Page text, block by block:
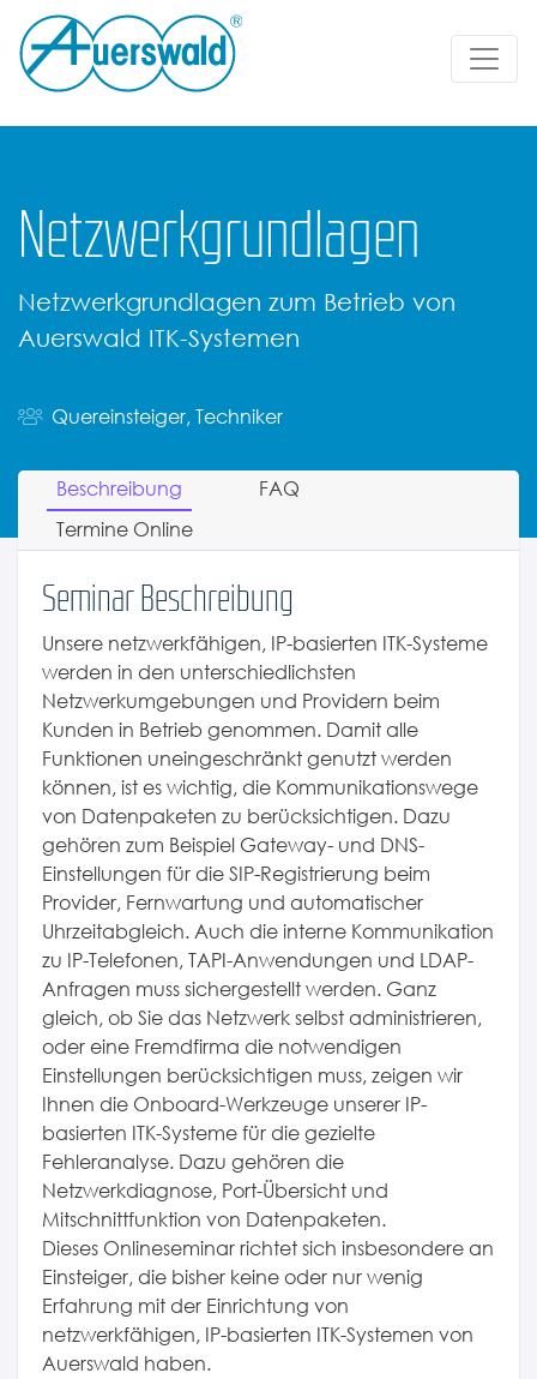
Netzwerkgrundlagen
Netzwerkgrundlagen zum Betrieb von
Auerswald ITK-Systemen
Quereinsteiger, Techniker
Beschreibung
FAQ
Termine Online
Seminar Beschreibung
Unsere netzwerkfähigen, IP-basierten ITK-Systeme
werden in den unterschiedlichsten
Netzwerkumgebungen und Providern beim
Kunden in Betrieb genommen. Damit alle
Funktionen uneingeschränkt genutzt werden
können, ist es wichtig, die Kommunikationswege
von Datenpaketen zu berücksichtigen. Dazu
gehören zum Beispiel Gateway- und DNS-
Einstellungen für die SIP-Registrierung beim
Provider, Fernwartung und automatischer
Uhrzeitabgleich. Auch die interne Kommunikation
zu IP-Telefonen, TAPI-Anwendungen und LDAP-
Anfragen muss sichergestellt werden. Ganz
gleich, ob Sie das Netzwerk selbst administrieren,
oder eine Fremdfirma die notwendigen
Einstellungen berücksichtigen muss, zeigen wir
Ihnen die Onboard-Werkzeuge unserer IP-
basierten ITK-Systeme für die gezielte
Fehleranalyse. Dazu gehören die
Netzwerkdiagnose, Port-Übersicht und
Mitschnittfunktion von Datenpaketen.
Dieses Onlineseminar richtet sich insbesondere an
Einsteiger, die bisher keine oder nur wenig
Erfahrung mit der Einrichtung von
netzwerkfähigen, IP-basierten ITK-Systemen von
Auerswald haben.